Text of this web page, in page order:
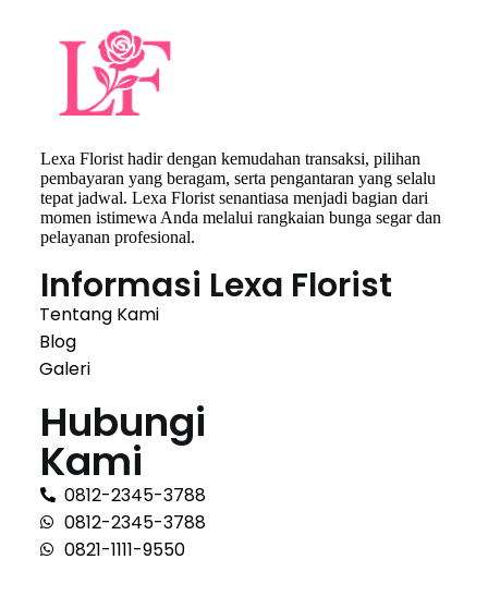
Lexa Florist hadir dengan kemudahan transaksi, pilihan
pembayaran yang beragam, serta pengantaran yang selalu
tepat jadwal. Lexa Florist senantiasa menjadi bagian dari
momen istimewa Anda melalui rangkaian bunga segar dan
pelayanan profesional.
Informasi Lexa Florist
Tentang Kami
Blog
Galeri
Hubungi
Kami
0812-2345-3788
0812-2345-3788
0821-1111-9550